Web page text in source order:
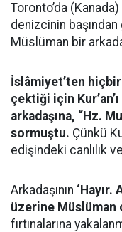
Toronto’da
denizcinin
Müslüman bir
İslâmiyet’ten
çektiği için
arkadaşına, “Hz.
sormuştu. Çünkü
edişindeki canlılık
Arkadaşının ‘Hayır.
üzerine Müslüman
fırtınalarına